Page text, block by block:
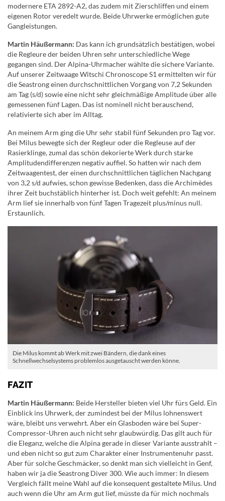
modernere ETA 2892-A2, das zudem mit Zierschliffen und einem
eigenen Rotor veredelt wurde. Beide Uhrwerke ermöglichen gute
Gangleistungen.
Martin Häußermann: Das kann ich grundsätzlich bestätigen, wobei
die Regleure der beiden Uhren sehr unterschiedliche Wege
gegangen sind. Der Alpina-Uhrmacher wählte die sichere Variante.
Auf unserer Zeitwaage Witschi Chronoscope S1 ermittelten wir für
die Seastrong einen durchschnittlichen Vorgang von 7,2 Sekunden
am Tag (s/d) sowie eine nicht sehr gleichmäßige Amplitude über alle
gemessenen fünf Lagen. Das ist nominell nicht berauschend,
relativierte sich aber im Alltag.
An meinem Arm ging die Uhr sehr stabil fünf Sekunden pro Tag vor.
Bei Milus bewegte sich der Regleur oder die Regleuse auf der
Rasierklinge, zumal das schön dekorierte Werk durch starke
Amplitudendifferenzen negativ auffiel. So hatten wir nach dem
Zeitwaagentest, der einen durchschnittlichen täglichen Nachgang
von 3,2 s/d aufwies, schon gewisse Bedenken, dass die Archimèdes
ihrer Zeit buchstäblich hinterher ist. Doch weit gefehlt: An meinem
Arm lief sie innerhalb von fünf Tagen Tragezeit plus/minus null.
Erstaunlich.
Die Milus kommt ab Werk mit zwei Bändern, die dank eines
Schnellwechselsystems problemlos ausgetauscht werden könne.
FAZIT
Martin Häußermann: Beide Hersteller bieten viel Uhr fürs Geld. Ein
Einblick ins Uhrwerk, der zumindest bei der Milus lohnenswert
wäre, bleibt uns verwehrt. Aber ein Glasboden wäre bei Super-
Compressor-Uhren auch nicht sehr glaubwürdig. Das gilt auch für
die Eleganz, welche die Alpina gerade in dieser Variante ausstrahlt –
und eben nicht so gut zum Charakter einer Instrumentenuhr passt.
Aber für solche Geschmäcker, so denkt man sich vielleicht in Genf,
haben wir ja die Seastrong Diver 300. Wie auch immer: In diesem
Vergleich fällt meine Wahl auf die konsequent gestaltete Milus. Und
auch wenn die Uhr am Arm gut lief, müsste da für mich nochmals